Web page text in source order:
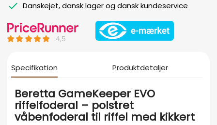
Danskejet, dansk lager og dansk kundeservice
Specifikation Produktdetaljer
Beretta GameKeeper EVO
riffelfoderal – polstret
våbenfoderal til riffel med kikkert